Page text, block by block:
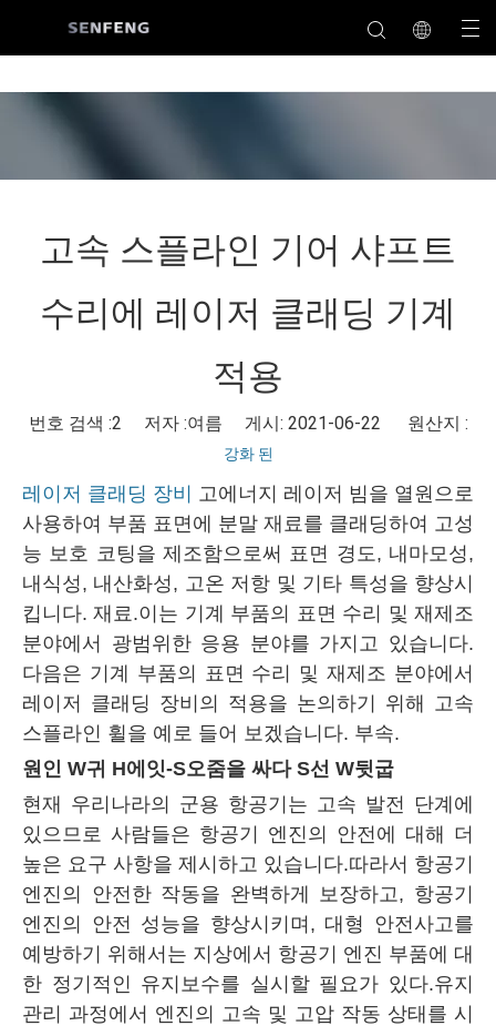
고속 스플라인 기어 샤프트
수리에 레이저 클래딩 기계
적용
번호 검색 :2 저자 :여름 게시: 2021-06-22 원산지 :
강화 된
레이저 클래딩 장비
고에너지 레이저 빔을 열원으로
사용하여 부품 표면에 분말 재료를 클래딩하여 고성
능 보호 코팅을 제조함으로써 표면 경도, 내마모성,
내식성, 내산화성, 고온 저항 및 기타 특성을 향상시
킵니다. 재료.이는 기계 부품의 표면 수리 및 재제조
분야에서 광범위한 응용 분야를 가지고 있습니다.
다음은 기계 부품의 표면 수리 및 재제조 분야에서
레이저 클래딩 장비의 적용을 논의하기 위해 고속
스플라인 휠을 예로 들어 보겠습니다. 부속.
원인 W귀 H에잇-S오줌을 싸다 S선 W뒷굽
현재 우리나라의 군용 항공기는 고속 발전 단계에
있으므로 사람들은 항공기 엔진의 안전에 대해 더
높은 요구 사항을 제시하고 있습니다.따라서 항공기
엔진의 안전한 작동을 완벽하게 보장하고, 항공기
엔진의 안전 성능을 향상시키며, 대형 안전사고를
예방하기 위해서는 지상에서 항공기 엔진 부품에 대
한 정기적인 유지보수를 실시할 필요가 있다.유지
관리 과정에서 엔진의 고속 및 고압 작동 상태를 시